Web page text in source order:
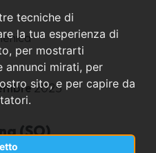
tecniche di
la tua esperienza di
per mostrarti
annunci mirati, per
sito, e per capire da
2025
(SO)